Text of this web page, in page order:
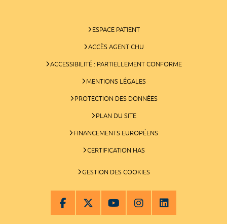
ESPACE PATIENT
ACCÈS AGENT CHU
ACCESSIBILITÉ : PARTIELLEMENT CONFORME
MENTIONS LÉGALES
PROTECTION DES DONNÉES
PLAN DU SITE
FINANCEMENTS EUROPÉENS
CERTIFICATION HAS
GESTION DES COOKIES